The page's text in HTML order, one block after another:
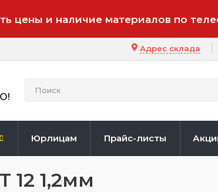
цены и наличие материалов по
Адрес склада
Юрлицам Прайс-листы
1,2мм